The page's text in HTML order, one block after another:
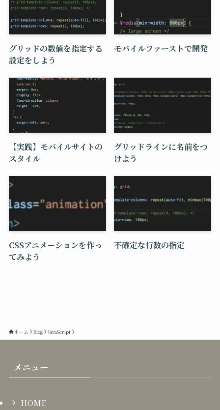
グリッドの数値を指定する
設定をしよう
モバイルファーストで開発
【実践】モバイルサイトの
スタイル
グリッドラインに名前をつ
けよう
CSSアニメーションを作っ
てみよう
不確定な行数の指定
ホーム Blog JavaScript
メニュー
HOME